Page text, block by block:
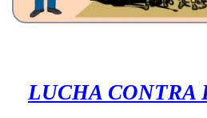
LUCHA CONTRA